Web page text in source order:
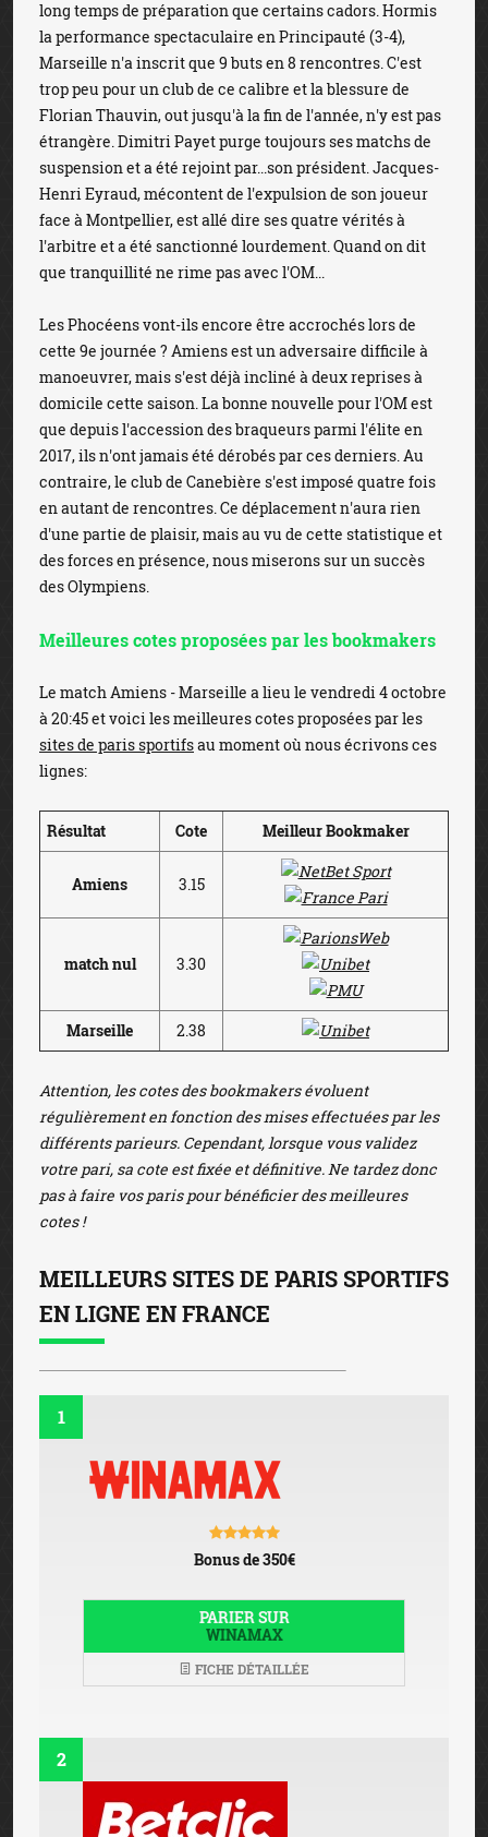
long temps de préparation que certains cadors. Hormis
la performance spectaculaire en Principauté (3-4),
Marseille n'a inscrit que 9 buts en 8 rencontres. C'est
trop peu pour un club de ce calibre et la blessure de
Florian Thauvin, out jusqu'à la fin de l'année, n'y est pas
étrangère. Dimitri Payet purge toujours ses matchs de
suspension et a été rejoint par...son président. Jacques-
Henri Eyraud, mécontent de l'expulsion de son joueur
face à Montpellier, est allé dire ses quatre vérités à
l'arbitre et a été sanctionné lourdement. Quand on dit
que tranquillité ne rime pas avec l'OM...
Les Phocéens vont-ils encore être accrochés lors de
cette 9e journée ? Amiens est un adversaire difficile à
manoeuvrer, mais s'est déjà incliné à deux reprises à
domicile cette saison. La bonne nouvelle pour l'OM est
que depuis l'accession des braqueurs parmi l'élite en
2017, ils n'ont jamais été dérobés par ces derniers. Au
contraire, le club de Canebière s'est imposé quatre fois
en autant de rencontres. Ce déplacement n'aura rien
d'une partie de plaisir, mais au vu de cette statistique et
des forces en présence, nous miserons sur un succès
des Olympiens.
Meilleures cotes proposées par les bookmakers
Le match Amiens - Marseille a lieu le vendredi 4 octobre
à 20:45 et voici les meilleures cotes proposées par les
sites de paris sportifsau moment où nous écrivons ces
lignes:
Résultat Cote Meilleur Bookmaker
Amiens 3.15
match nul 3.30
Marseille 2.38
Attention, les cotes des bookmakers évoluent
régulièrement en fonction des mises effectuées par les
différents parieurs. Cependant, lorsque vous validez
votre pari, sa cote est fixée et définitive. Ne tardez donc
pas à faire vos paris pour bénéficier des meilleures
cotes !
MEILLEURS SITES DE PARIS SPORTIFS
EN LIGNE EN FRANCE
1
Bonus de 350€
PARIER SUR
WINAMAX
FICHE DÉTAILLÉE
2